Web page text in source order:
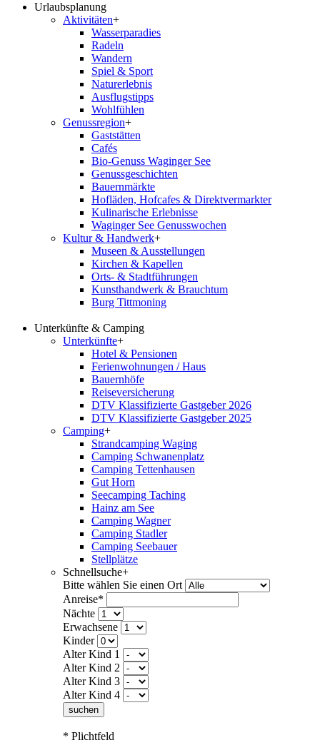
Urlaubsplanung
Aktivitäten+
Wasserparadies
Radeln
Wandern
Spiel & Sport
Naturerlebnis
Ausflugstipps
Wohlfühlen
Genussregion+
Gaststätten
Cafés
Bio-Genuss Waginger See
Genussgeschichten
Bauernmärkte
Hofläden, Hofcafes & Direktvermarkter
Kulinarische Erlebnisse
Waginger See Genusswochen
Kultur & Handwerk+
Museen & Ausstellungen
Kirchen & Kapellen
Orts- & Stadtführungen
Kunsthandwerk & Brauchtum
Burg Tittmoning
Unterkünfte & Camping
Unterkünfte+
Hotel & Pensionen
Ferienwohnungen / Haus
Bauernhöfe
Reiseversicherung
DTV Klassifizierte Gastgeber 2026
DTV Klassifizierte Gastgeber 2025
Camping+
Strandcamping Waging
Camping Schwanenplatz
Camping Tettenhausen
Gut Horn
Seecamping Taching
Hainz am See
Camping Wagner
Camping Stadler
Camping Seebauer
Stellplätze
Schnellsuche+
Bitte wählen Sie einen Ort
Anreise*
Nächte
Erwachsene
Kinder
Alter Kind 1
Alter Kind 2
Alter Kind 3
Alter Kind 4
suchen
* Plichtfeld